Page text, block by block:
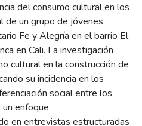
del consumo cultural en los
de un grupo de jóvenes
Fe y Alegría en el barrio El
en Cali. La investigación
cultural en la construcción de
su incidencia en los
social entre los
enfoque
en entrevistas estructuradas